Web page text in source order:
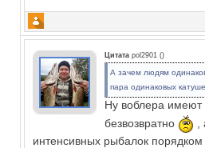
Цитата pol2901 ()
А зачем людям
пара одинаковых
Ну воблера имеют
безвозвратно
интенсивных рыбалок